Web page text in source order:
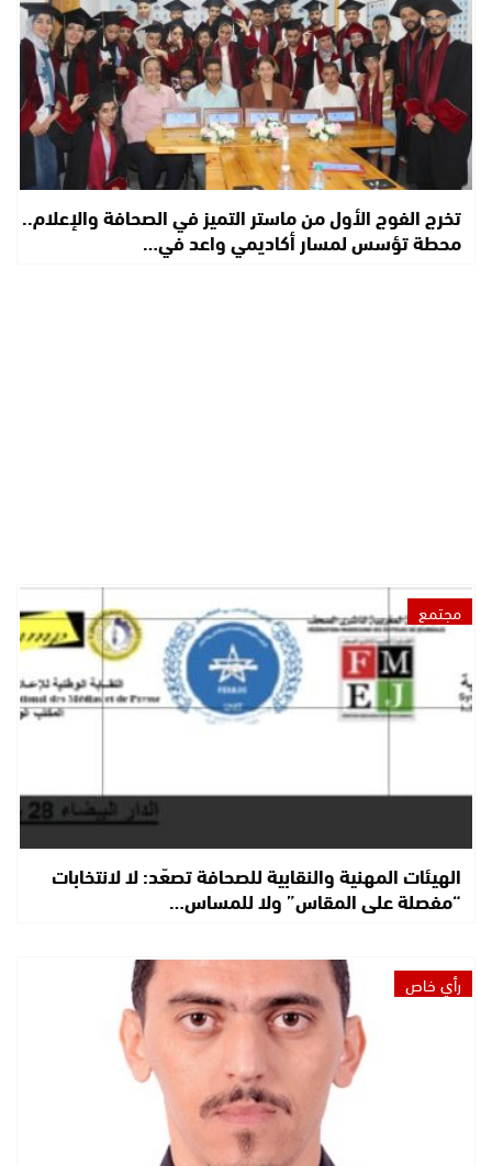
تخرج الفوج الأول من ماستر التميز في الصحافة والإعلام..
محطة تؤسس لمسار أكاديمي واعد في…
مجتمع
الهيئات المهنية والنقابية للصحافة تصعّد: لا لانتخابات
“مفصلة على المقاس” ولا للمساس…
رأي خاص